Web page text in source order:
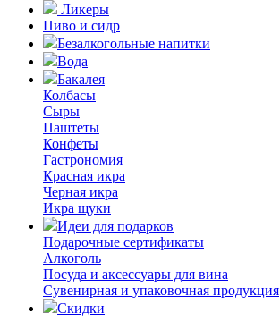
Ликеры
Пиво и сидр
Безалкогольные напитки
Вода
Бакалея
Колбасы
Сыры
Паштеты
Конфеты
Гастрономия
Красная икра
Черная икра
Икра щуки
Идеи для подарков
Подарочные сертификаты
Алкоголь
Посуда и аксессуары для вина
Сувенирная и упаковочная продукция
Скидки